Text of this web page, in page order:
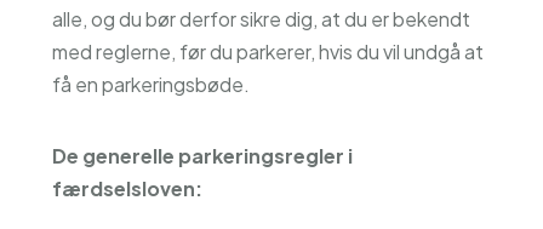
alle, og du bør derfor sikre dig, at du er bekendt
med reglerne, før du parkerer, hvis du vil undgå at
få en parkeringsbøde.
De generelle parkeringsregler i
færdselsloven: